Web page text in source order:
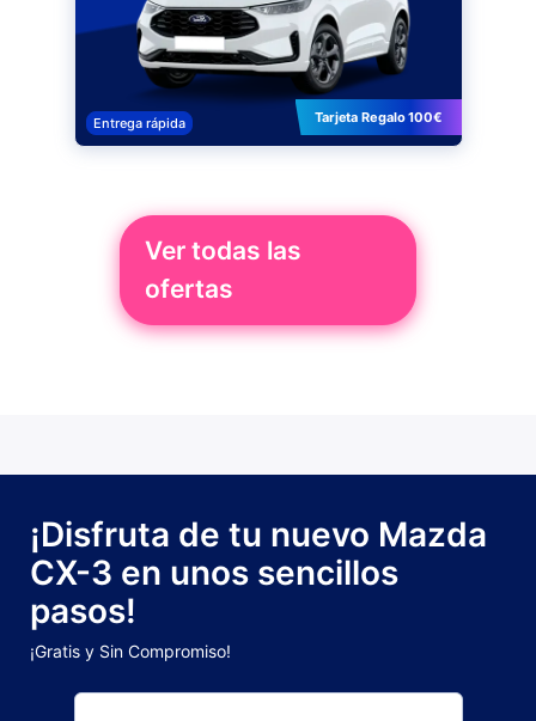
Entrega rápida Tarjeta Regalo 100€
Ver todas las
ofertas
¡Disfruta de tu nuevo Mazda
CX-3 en unos sencillos
pasos!
¡Gratis y Sin Compromiso!